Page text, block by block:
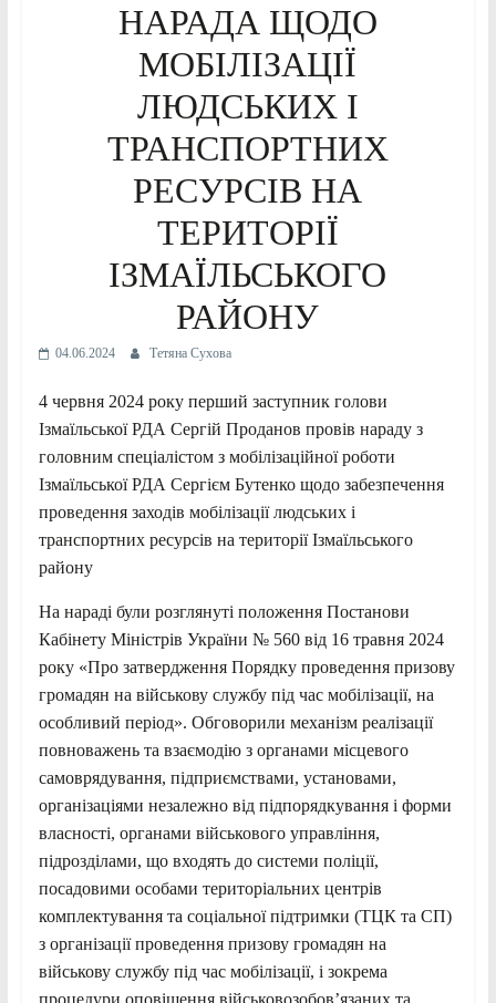
НАРАДА ЩОДО
МОБІЛІЗАЦІЇ
ЛЮДСЬКИХ І
ТРАНСПОРТНИХ
РЕСУРСІВ НА
ТЕРИТОРІЇ
ІЗМАЇЛЬСЬКОГО
РАЙОНУ
04.06.2024 Тетяна Сухова
4 червня 2024 року перший заступник голови
Ізмаїльської РДА Сергій Проданов провів нараду з
головним спеціалістом з мобілізаційної роботи
Ізмаїльської РДА Сергієм Бутенко щодо забезпечення
проведення заходів мобілізації людських і
транспортних ресурсів на території Ізмаїльського
району
На нараді були розглянуті положення Постанови
Кабінету Міністрів України № 560 від 16 травня 2024
року «Про затвердження Порядку проведення призову
громадян на військову службу під час мобілізації, на
особливий період». Обговорили механізм реалізації
повноважень та взаємодію з органами місцевого
самоврядування, підприємствами, установами,
організаціями незалежно від підпорядкування і форми
власності, органами військового управління,
підрозділами, що входять до системи поліції,
посадовими особами територіальних центрів
комплектування та соціальної підтримки (ТЦК та СП)
з організації проведення призову громадян на
військову службу під час мобілізації, і зокрема
процедури оповіщення військовозобов’язаних та